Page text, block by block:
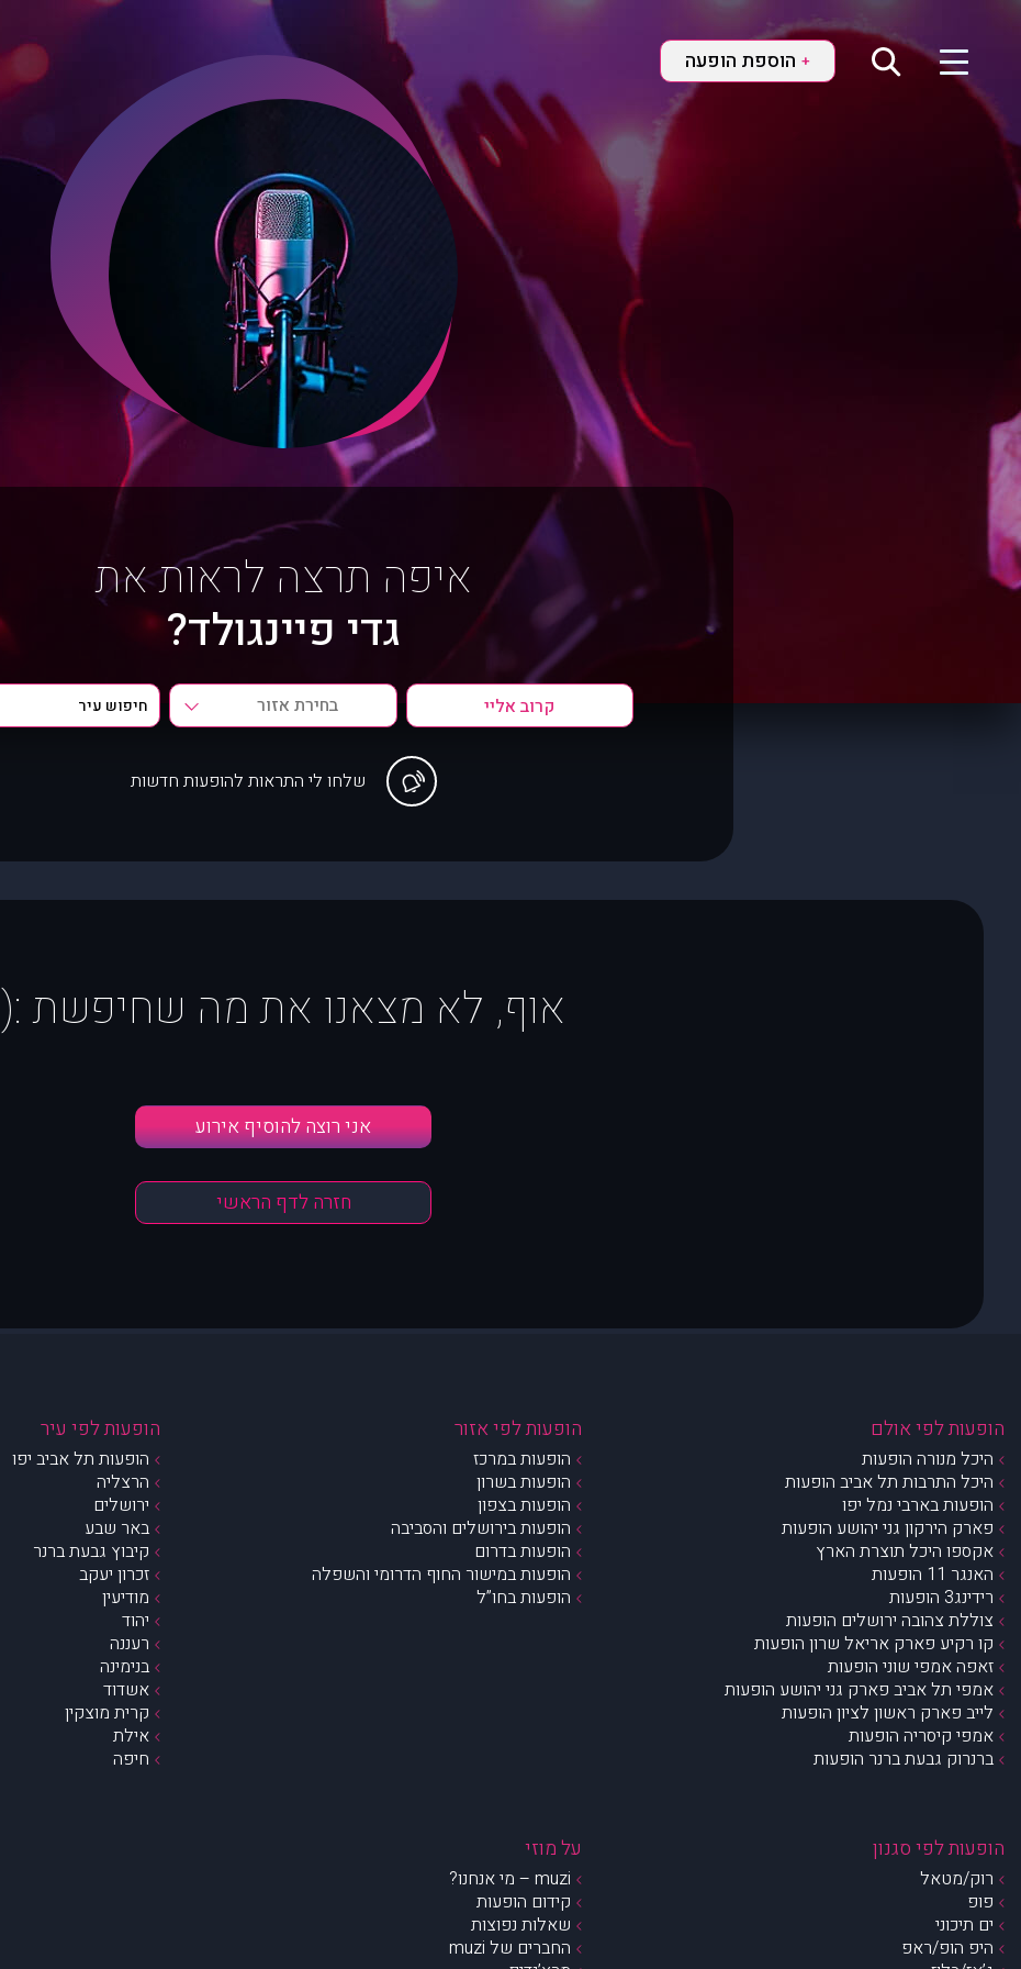
+ הוספת הופעה
איפה תרצה לראות את
גדי פיינגולד?
בחירת אזור
שלחו לי התראות להופעות חדשות
אוף, לא מצאנו את מה שחיפשת :(
אני רוצה להוסיף אירוע
חזרה לדף הראשי
הופעות לפי אולם
היכל מנורה הופעות
היכל התרבות תל אביב הופעות
הופעות בארבי נמל יפו
פארק הירקון גני יהושע הופעות
אקספו היכל תוצרת הארץ
האנגר 11 הופעות
רידינג3 הופעות
צוללת צהובה ירושלים הופעות
קו רקיע פארק אריאל שרון הופעות
זאפה אמפי שוני הופעות
אמפי תל אביב פארק גני יהושע הופעות
לייב פארק ראשון לציון הופעות
אמפי קיסריה הופעות
ברנרוק גבעת ברנר הופעות
הופעות לפי אזור
הופעות במרכז
הופעות בשרון
הופעות בצפון
הופעות בירושלים והסביבה
הופעות בדרום
הופעות במישור החוף הדרומי והשפלה
הופעות בחו”ל
הופעות לפי עיר
הופעות תל אביב יפו
הרצליה
ירושלים
באר שבע
קיבוץ גבעת ברנר
זכרון יעקב
מודיעין
יהוד
רעננה
בנימינה
אשדוד
קרית מוצקין
אילת
חיפה
הופעות לפי סגנון
רוק/מטאל
פופ
ים תיכוני
היפ הופ/ראפ
על מוזי
muzi – מי אנחנו?
קידום הופעות
שאלות נפוצות
החברים של muzi